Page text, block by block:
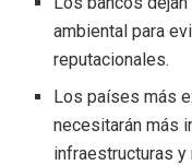
ambiental para
reputacionales.
Los países más
necesitarán más
infraestructuras y